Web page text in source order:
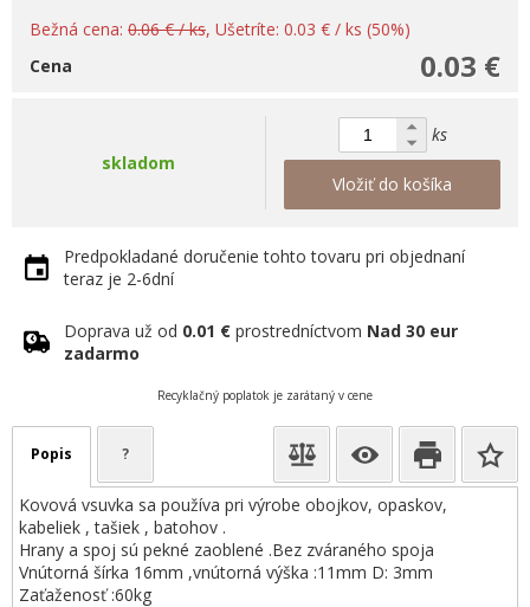
Bežná cena: 0.06 € / ks, Ušetríte: 0.03 € / ks (50%)
0.03 €
Cena
skladom
ks
Vložiť do košíka
Predpokladané doručenie tohto tovaru pri objednaní
teraz je 2-6dní
Doprava už od 0.01 € prostredníctvom Nad 30 eur
zadarmo
Recyklačný poplatok je zarátaný v cene
Popis ?
Kovová vsuvka sa používa pri výrobe obojkov, opaskov,
kabeliek , tašiek , batohov .
Hrany a spoj sú pekné zaoblené .Bez zváraného spoja
Vnútorná šírka 16mm ,vnútorná výška :11mm D: 3mm
Zaťaženosť :60kg